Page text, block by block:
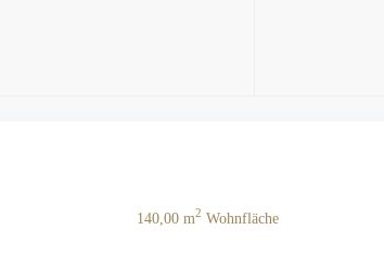
140,00 m2 Wohnfläche